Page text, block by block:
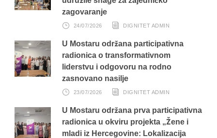
zagovaranje
24/07/2026 DIGNITET ADMIN
U Mostaru održana participativna
radionica o transformativnom
liderstvu i odgovoru na rodno
zasnovano nasilje
23/07/2026 DIGNITET ADMIN
U Mostaru održana prva participativna
radionica u okviru projekta „Žene i
mladi iz Hercegovine: Lokalizacija